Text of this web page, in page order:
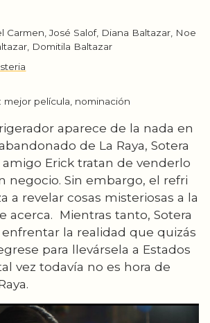
Carmen, José Salof, Diana Baltazar, Noe
Domitila Baltazar
mejor película, nominación
aparece de la nada en
de La Raya, Sotera
amigo Erick tratan de venderlo
negocio. Sin embargo, el refri
a revelar cosas misteriosas a la
acerca. Mientras tanto, Sotera
la realidad que quizás
para llevársela a Estados
vez todavía no es hora de